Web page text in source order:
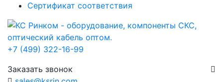
Сертификат соответствия
+7 (499) 322-16-99
Заказать звонок